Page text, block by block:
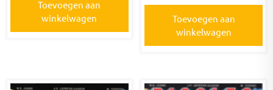
Toevoegen aan
winkelwagen
Toevoegen aan
winkelwagen